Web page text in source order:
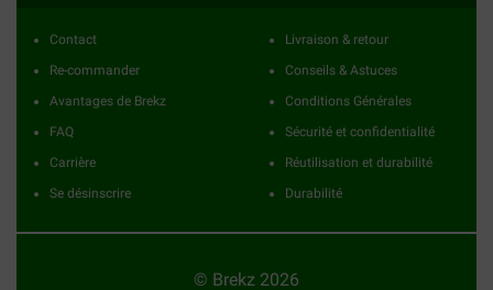
Contact
Re-commander
Avantages de Brekz
FAQ
Carrière
Se désinscrire
Livraison & retour
Conseils & Astuces
Conditions Générales
Sécurité et confidentialité
Réutilisation et durabilité
Durabilité
© Brekz 2026